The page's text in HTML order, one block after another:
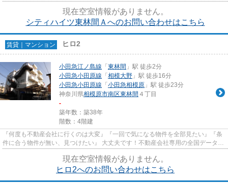
現在空室情報がありません。
シティハイツ東林間Ａへのお問い合わせはこちら
賃貸｜マンション ヒロ2
小田急江ノ島線 「 東林間 」駅 徒歩2分
小田急小田原線 「 相模大野 」駅 徒歩16分
小田急小田原線 「 小田急相模原 」駅 徒歩23分
神奈川県相模原市南区東林間 ４丁目
-
築年数：築38年
階数：4階建
『何度も不動産会社に行くのは大変』『一回で気になる物件を全部見たい』『条
件に合う物件が無い、見つけたい』 大丈夫です！不動産会社専用の全国データベ
現在空室情報がありません。
ヒロ2へのお問い合わせはこちら